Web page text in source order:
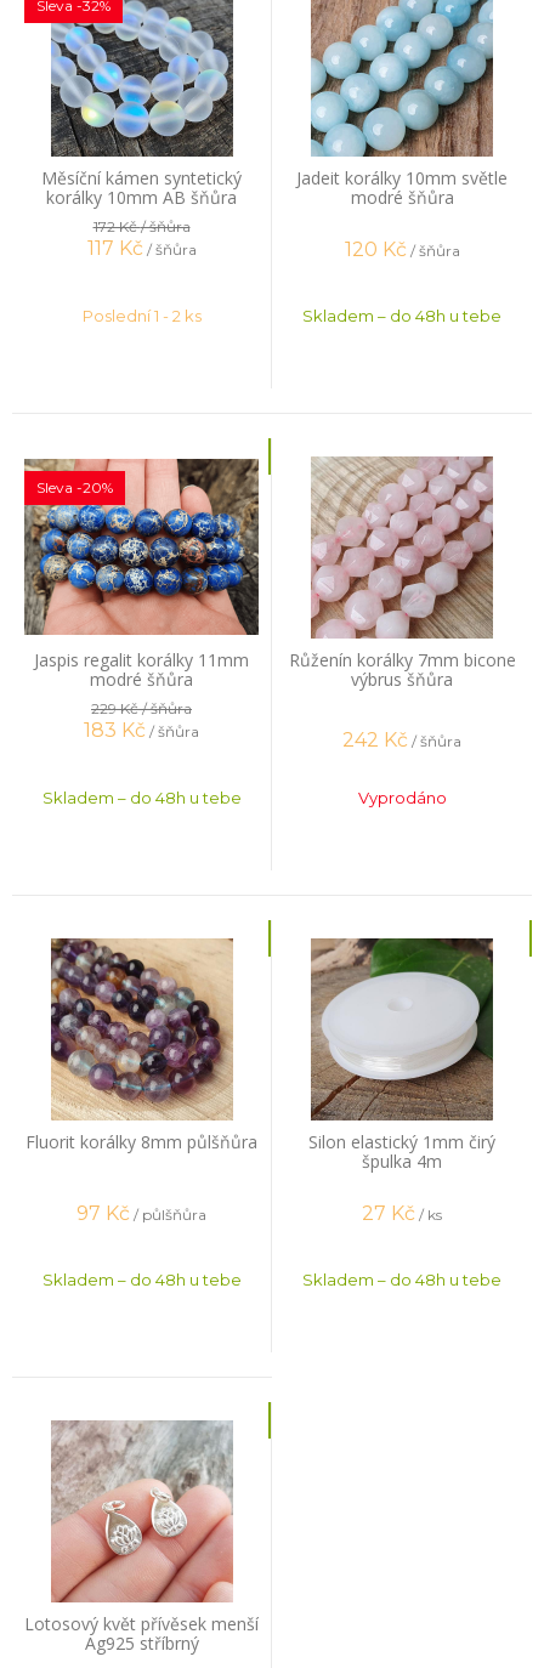
Měsíční kámen syntetický
korálky 10mm AB šňůra
Sleva -32%
172 Kč/ šňůra
117 Kč / šňůra
Poslední 1 - 2 ks
Jadeit korálky 10mm světle
modré šňůra
120 Kč / šňůra
Skladem – do 48h u tebe
Jaspis regalit korálky 11mm
modré šňůra
Sleva -20%
229 Kč/ šňůra
183 Kč / šňůra
Skladem – do 48h u tebe
Růženín korálky 7mm bicone
výbrus šňůra
242 Kč / šňůra
Vyprodáno
Fluorit korálky 8mm půlšňůra
97 Kč / půlšňůra
Skladem – do 48h u tebe
Silon elastický 1mm čirý
špulka 4m
27 Kč / ks
Skladem – do 48h u tebe
Lotosový květ přívěsek menší
Ag925 stříbrný